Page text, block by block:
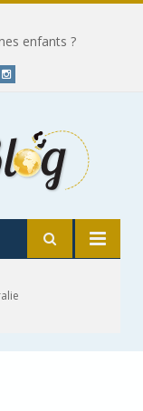
enfants ?
Instagram